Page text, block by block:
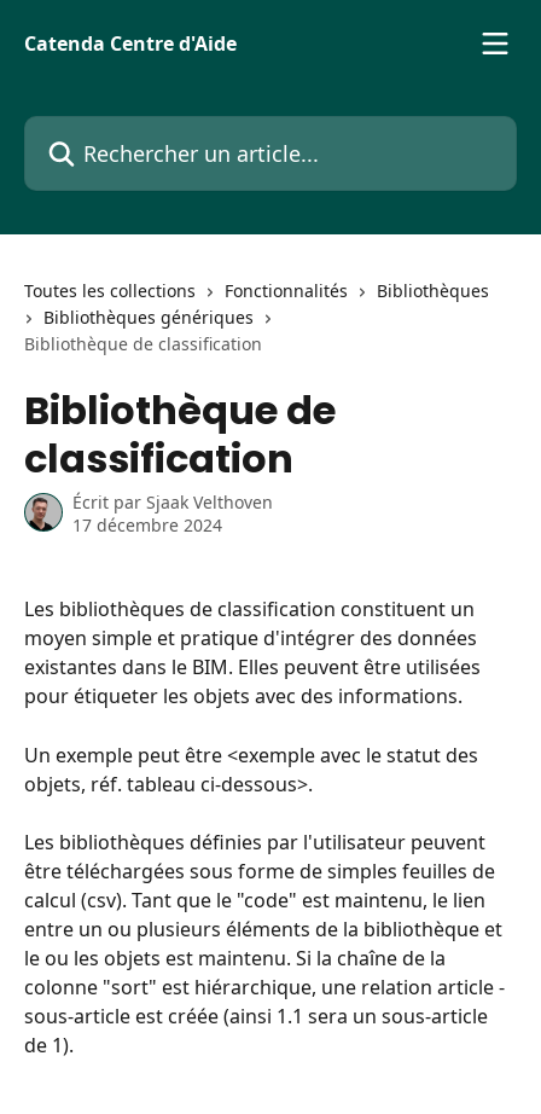
Catenda Centre d'Aide
Rechercher un article...
Toutes les collections Fonctionnalités
Bibliothèques
Bibliothèques génériques
Bibliothèque de classification
Bibliothèque de
classification
Écrit par Sjaak Velthoven
17 décembre 2024
Les bibliothèques de classification constituent un
moyen simple et pratique d'intégrer des données
existantes dans le BIM. Elles peuvent être utilisées
pour étiqueter les objets avec des informations.
Un exemple peut être <exemple avec le statut des
objets, réf. tableau ci-dessous>.
Les bibliothèques définies par l'utilisateur peuvent
être téléchargées sous forme de simples feuilles de
calcul (csv). Tant que le "code" est maintenu, le lien
entre un ou plusieurs éléments de la bibliothèque et
le ou les objets est maintenu. Si la chaîne de la
colonne "sort" est hiérarchique, une relation article -
sous-article est créée (ainsi 1.1 sera un sous-article
de 1).